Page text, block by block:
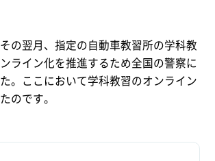
の翌月、指定の自動車教習所の学科教
ライン化を推進するため全国の警察に
。ここにおいて学科教習のオンライン
のです。